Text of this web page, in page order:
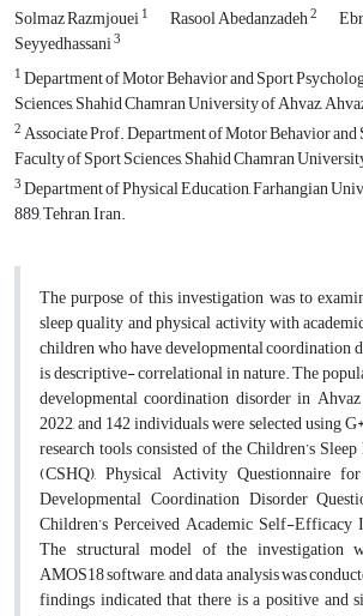
Solmaz Razmjouei1 Rasool Abedanzadeh2
Seyyedhassani3
1Department of Motor Behavior and Sport
Sciences, Shahid Chamran University of Ahvaz,
2Associate Prof. Department of Motor Behavior and
Faculty of Sport Sciences, Shahid Chamran
3Department of Physical Education, Farhangian
889, Tehran, Iran.
The purpose of this investigation was to
sleep quality and physical activity with
children who have developmental coordination
is descriptive- correlational in nature. The
developmental coordination disorder in
2022, and 142 individuals were selected using
research tools consisted of the Children’s
(CSHQ), Physical Activity Questionnaire
Developmental Coordination Disorder
Children’s Perceived Academic Self-
The structural model of the investigation
AMOS18 software, and data analysis was
findings indicated that there is a positive and